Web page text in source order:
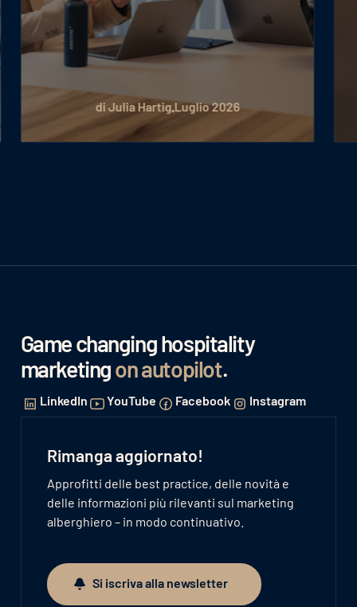
di Julia Hartig Luglio 2026
Game changing hospitality
marketingon autopilot.
LinkedIn YouTube Facebook Instagram
Rimanga aggiornato!
Approfitti delle best practice, delle novità e
delle informazioni più rilevanti sul marketing
alberghiero – in modo continuativo.
Si iscriva alla newsletter
Si iscriva alla newsletter